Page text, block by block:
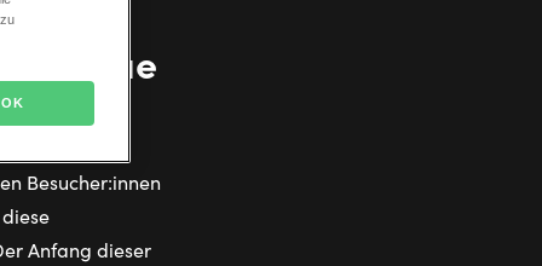
neue
Besucher:innen
Anfang dieser
OK